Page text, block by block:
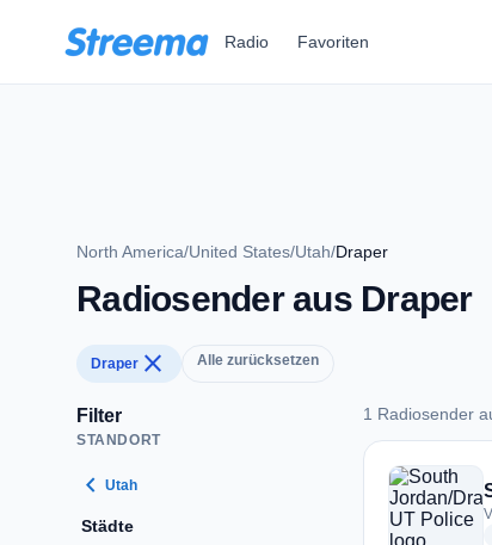
Radio Favoriten
North America/United States/Utah/Draper
Radiosender aus Draper
Draper close Alle zurücksetzen
Filter
STANDORT
chevron_left Utah
Städte
1 Radiosender
1 Radiosender